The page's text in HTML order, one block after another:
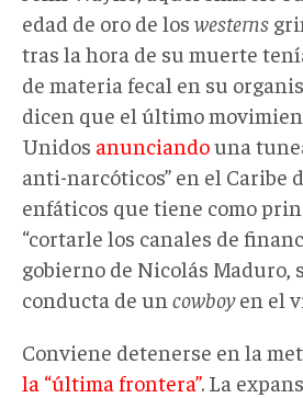
edad de oro de los westerns
tras la hora de su muerte
de materia fecal en su
dicen que el último
Unidos anunciandouna
anti-narcóticos” en el Caribe
enfáticos que tiene como
“cortarle los canales de
gobierno de Nicolás Maduro,
conducta de un cowboyen el
Conviene detenerse en la
la “última frontera”. La